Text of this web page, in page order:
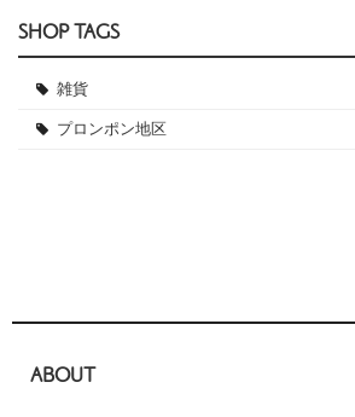
SHOP TAGS
雑貨
プロンポン地区
ABOUT